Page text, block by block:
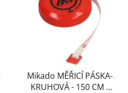
Mikado MĚŘICÍ PÁSKA-
KRUHOVÁ - 150 CM -